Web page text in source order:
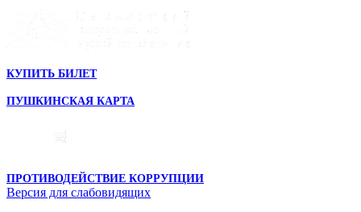
КУПИТЬ БИЛЕТ
ПУШКИНСКАЯ КАРТА
ПРОТИВОДЕЙСТВИЕ КОРРУПЦИИ
Версия для слабовидящих